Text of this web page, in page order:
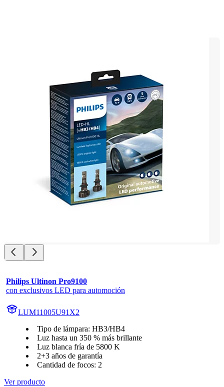
Philips Ultinon Pro9100
con exclusivos LED para automoción
LUM11005U91X2
Tipo de lámpara: HB3/HB4
Luz hasta un 350 % más brillante
Luz blanca fría de 5800 K
2+3 años de garantía
Cantidad de focos: 2
Ver producto